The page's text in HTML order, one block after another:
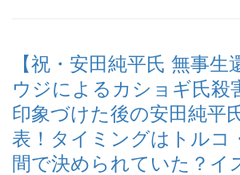
【祝・安田純平氏 無事生
ウジによるカショギ氏殺
印象づけた後の安田純平
表！タイミングはトルコ
間で決められていた？イ